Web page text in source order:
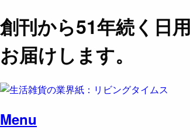
創刊から51年続く日
お届けします。
Menu